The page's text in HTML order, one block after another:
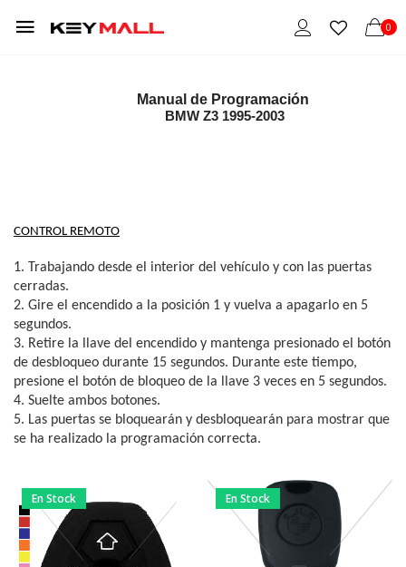
0
Manual de Programación
BMW Z3 1995-2003
CONTROL REMOTO
1. Trabajando desde el interior del vehículo y con las puertas
cerradas.
2. Gire el encendido a la posición 1 y vuelva a apagarlo en 5
segundos.
3. Retire la llave del encendido y mantenga presionado el botón
de desbloqueo durante 15 segundos. Durante este tiempo,
presione el botón de bloqueo de la llave 3 veces en 5 segundos.
4. Suelte ambos botones.
5. Las puertas se bloquearán y desbloquearán para mostrar que
se ha realizado la programación correcta.
En Stock En Stock